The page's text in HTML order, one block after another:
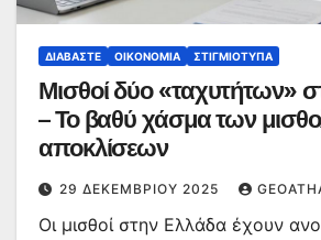
ΔΙΑΒΆΣΤΕ ΟΙΚΟΝΟΜΊΑ ΣΤΙΓΜΙΌΤΥΠΑ
Μισθοί δύο «ταχυτήτων»
– Το βαθύ χάσμα των
αποκλίσεων
29 ΔΕΚΕΜΒΡΊΟΥ 2025
Οι μισθοί στην Ελλάδα έχουν